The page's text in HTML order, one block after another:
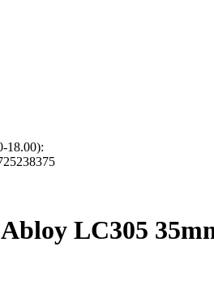
18.00):
LC305